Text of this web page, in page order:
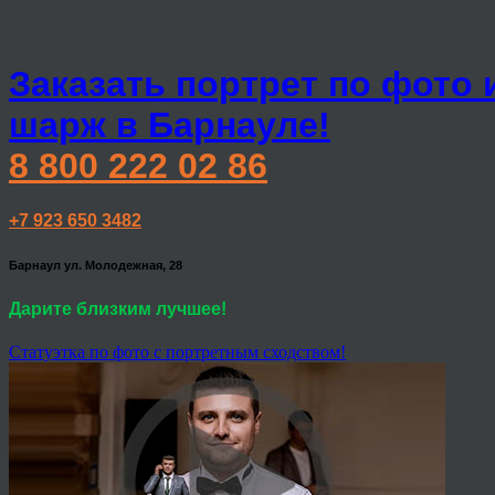
Заказать портрет по фото
шарж в Барнауле!
8 800 222 02 86
+7 923 650 3482
Барнаул ул. Молодежная, 28
Дарите близким лучшее!
Статуэтка по фото с портретным сходством!